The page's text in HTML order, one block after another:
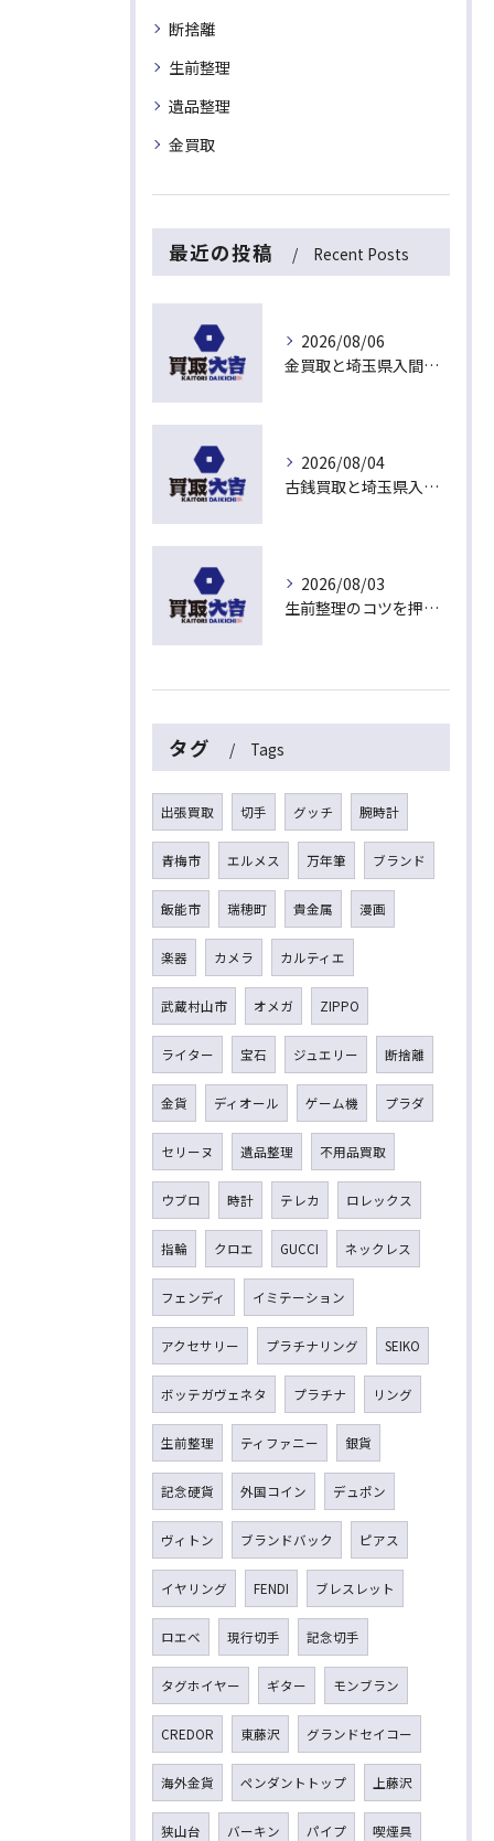
断捨離
生前整理
遺品整理
金買取
最近の投稿 Recent Posts
2026/08/06
金買取と埼玉県入間市下藤沢で無料査定を活用した今売るべきか判断する最新ガイド
2026/08/04
古銭買取と埼玉県入間市東藤沢でおすすめの査定比較と相場チェックポイント
2026/08/03
生前整理のコツを押さえて埼玉県入間市上藤沢で安心して進める方法
タグ Tags
出張買取 切手 グッチ 腕時計
青梅市 エルメス 万年筆 ブランド
飯能市 瑞穂町 貴金属 漫画
楽器 カメラ カルティエ
武蔵村山市 オメガ ZIPPO
ライター 宝石 ジュエリー 断捨離
金貨 ディオール ゲーム機 プラダ
セリーヌ 遺品整理 不用品買取
ウブロ 時計 テレカ ロレックス
指輪 クロエ GUCCI ネックレス
フェンディ イミテーション
アクセサリー プラチナリング SEIKO
ボッテガヴェネタ プラチナ リング
生前整理 ティファニー 銀貨
記念硬貨 外国コイン デュポン
ヴィトン ブランドバック ピアス
イヤリング FENDI ブレスレット
ロエベ 現行切手 記念切手
タグホイヤー ギター モンブラン
CREDOR 東藤沢 グランドセイコー
海外金貨 ペンダントトップ 上藤沢
狭山台 バーキン パイプ 喫煙具